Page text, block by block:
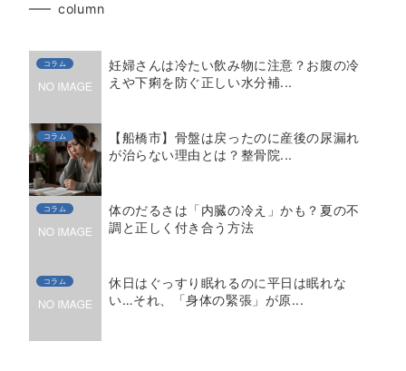
column
コラム
妊婦さんは冷たい飲み物に注意？お腹の冷
えや下痢を防ぐ正しい水分補...
コラム
【船橋市】骨盤は戻ったのに産後の尿漏れ
が治らない理由とは？整骨院...
コラム
体のだるさは「内臓の冷え」かも？夏の不
調と正しく付き合う方法
コラム
休日はぐっすり眠れるのに平日は眠れな
い…それ、「身体の緊張」が原...